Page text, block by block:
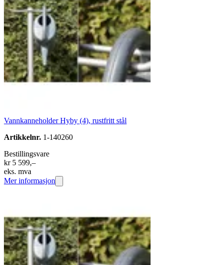
Vannkanneholder Hyby (4), rustfritt stål
Artikkelnr. 1-140260
Bestillingsvare
kr 5 599,–
eks. mva
Mer informasjon